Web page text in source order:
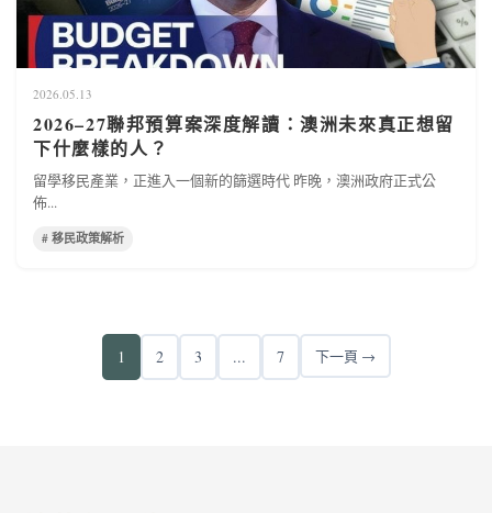
2026.05.13
2026–27聯邦預算案深度解讀：澳洲未來真正想留
下什麼樣的人？
留學移民產業，正進入一個新的篩選時代 昨晚，澳洲政府正式公
佈...
# 移民政策解析
1 2 3 ... 7 下一頁 →